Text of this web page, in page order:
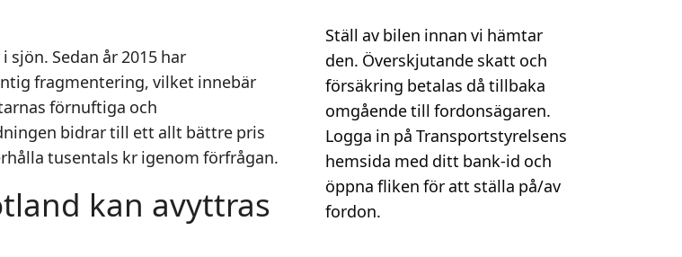
sjön. Sedan år 2015 har
fragmentering, vilket innebär
förnuftiga och
bidrar till ett allt bättre pris
tusentals kr igenom förfrågan.
kan avyttras
Ställ av bilen innan vi hämtar
den. Överskjutande skatt och
försäkring betalas då tillbaka
omgående till fordonsägaren.
Logga in på Transportstyrelsens
hemsida med ditt bank-id och
öppna fliken för att ställa på/av
fordon.